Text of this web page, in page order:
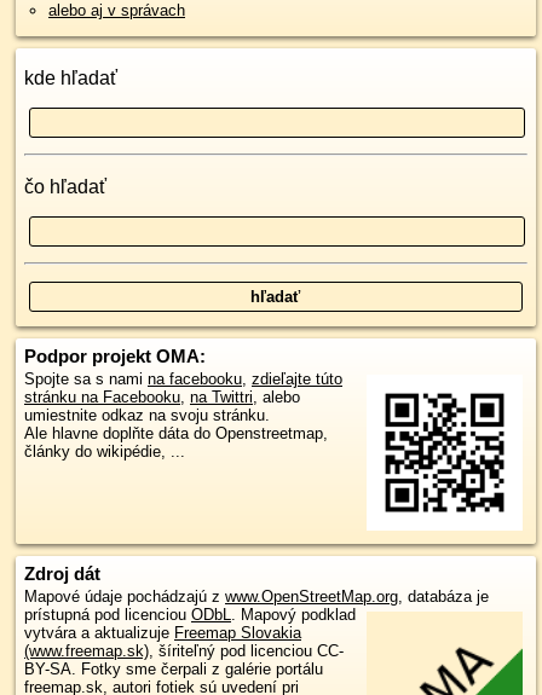
alebo aj v správach
kde hľadať
čo hľadať
Podpor projekt OMA:
Spojte sa s nami na facebooku, zdieľajte túto
stránku na Facebooku, na Twittri, alebo
umiestnite odkaz na svoju stránku.
Ale hlavne doplňte dáta do Openstreetmap,
články do wikipédie, ...
Zdroj dát
Mapové údaje pochádzajú z www.OpenStreetMap.org, databáza je
prístupná pod licenciou ODbL. Mapový podklad
vytvára a aktualizuje Freemap Slovakia
(www.freemap.sk), šíriteľný pod licenciou CC-
BY-SA. Fotky sme čerpali z galérie portálu
freemap.sk, autori fotiek sú uvedení pri